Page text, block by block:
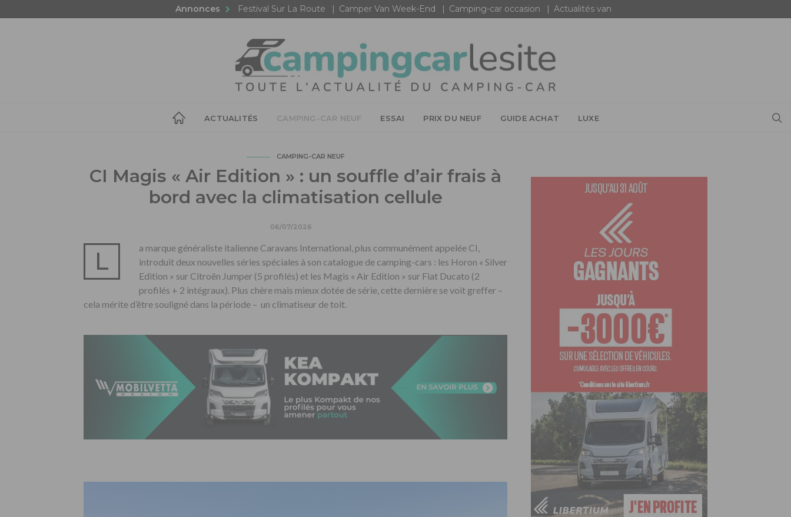
Annonces Festival Sur La Route Camper Van Week-End Camping-car occasion Actualités van
ACTUALITÉS CAMPING-CAR NEUF ESSAI PRIX DU NEUF GUIDE ACHAT LUXE
CAMPING-CAR NEUF
CI Magis « Air Edition » : un souffle d’air frais à
bord avec la climatisation cellule
06/07/2026
L
a marque généraliste italienne Caravans International, plus communément appelée CI,
introduit deux nouvelles séries spéciales à son catalogue de camping-cars : les Horon « Silver
Edition » sur Citroën Jumper (5 profilés) et les Magis « Air Edition » sur Fiat Ducato (2
profilés + 2 intégraux). Plus chère mais mieux dotée de série, cette dernière se voit greffer –
cela mérite d’être souligné dans la période – un climatiseur de toit.